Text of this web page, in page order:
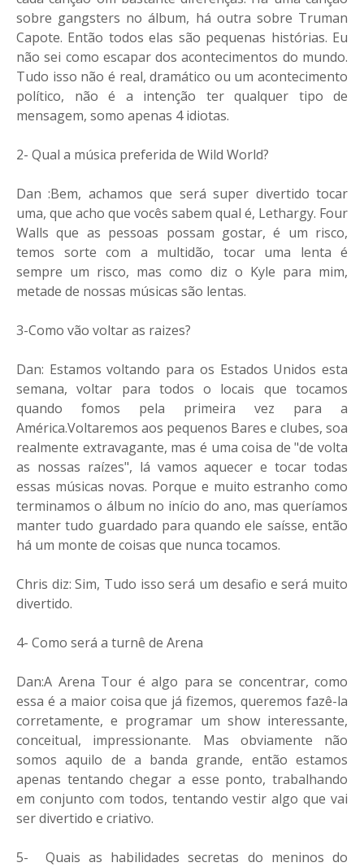
sobre gangsters no álbum, há outra sobre Truman
Capote. Então todos elas são pequenas histórias. Eu
não sei como escapar dos acontecimentos do mundo.
Tudo isso não é real, dramático ou um acontecimento
político, não é a intenção ter qualquer tipo de
mensagem, somo apenas 4 idiotas.
2- Qual a música preferida de Wild World?
Dan :Bem, achamos que será super divertido tocar
uma, que acho que vocês sabem qual é, Lethargy. Four
Walls que as pessoas possam gostar, é um risco,
temos sorte com a multidão, tocar uma lenta é
sempre um risco, mas como diz o Kyle para mim,
metade de nossas músicas são lentas.
3-Como vão voltar as raizes?
Dan: Estamos voltando para os Estados Unidos esta
semana, voltar para todos o locais que tocamos
quando fomos pela primeira vez para a
América.Voltaremos aos pequenos Bares e clubes, soa
realmente extravagante, mas é uma coisa de "de volta
as nossas raízes", lá vamos aquecer e tocar todas
essas músicas novas. Porque e muito estranho como
terminamos o álbum no início do ano, mas queríamos
manter tudo guardado para quando ele saísse, então
há um monte de coisas que nunca tocamos.
Chris diz: Sim, Tudo isso será um desafio e será muito
divertido.
4- Como será a turnê de Arena
Dan:A Arena Tour é algo para se concentrar, como
essa é a maior coisa que já fizemos, queremos fazê-la
corretamente, e programar um show interessante,
conceitual, impressionante. Mas obviamente não
somos aquilo de a banda grande, então estamos
apenas tentando chegar a esse ponto, trabalhando
em conjunto com todos, tentando vestir algo que vai
ser divertido e criativo.
5- Quais as habilidades secretas do meninos do